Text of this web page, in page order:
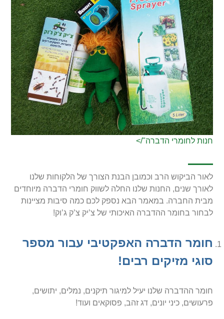
חנות לחומרי הדברה"/>
לאור הביקוש הרב וכמובן הבנת הצורך של הלקוחות שלנו
לאורך שנים, החנות שלנו החלה לשווק חומרי הדברה מיוחדים
מבית החברה. במאמר הבא נספק לכם כמה סיבות מציינות
לבחור בחומר ההדברה האיכותי של צ’יק צ’ק ג’וק!
חומר הדברה האפקטיבי עבור מספר
סוגי מזיקים רבים!
חומר ההדברה שלנו יעיל למיגור תיקנים, נמלים, יתושים,
פרעושים, כיני יונים, דג זהב, פסוקאים ועוד!